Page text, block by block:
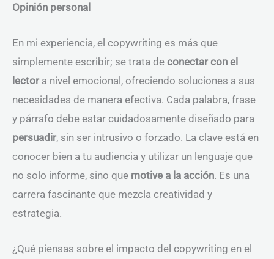
Opinión personal
En mi experiencia, el copywriting es más que
simplemente escribir; se trata de conectar con el
lectora nivel emocional, ofreciendo soluciones a sus
necesidades de manera efectiva. Cada palabra, frase
y párrafo debe estar cuidadosamente diseñado para
persuadir, sin ser intrusivo o forzado. La clave está en
conocer bien a tu audiencia y utilizar un lenguaje que
no solo informe, sino que motive a la acción. Es una
carrera fascinante que mezcla creatividad y
estrategia.
¿Qué piensas sobre el impacto del copywriting en el